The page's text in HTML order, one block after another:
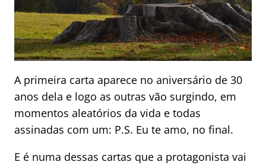
A primeira carta aparece no aniversário de 30
anos dela e logo as outras vão surgindo, em
momentos aleatórios da vida e todas
assinadas com um: P.S. Eu te amo, no final.
E é numa dessas cartas que a protagonista vai